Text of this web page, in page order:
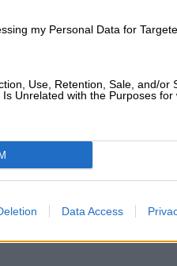
my Personal Data for
Use, Retention, Sale, and/or
Unrelated with the Purposes for
Data Access
Harry Potter y helado